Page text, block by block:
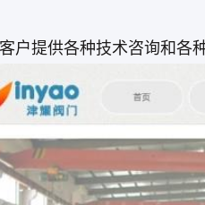
户提供各种技术咨询和各